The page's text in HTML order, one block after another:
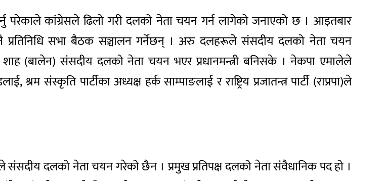
कांग्रेसले ढिलो गरी दलको नेता चयन गर्न लागेको जनाएको छ । आइतबार
सभा बैठक सञ्चालन गर्नेछन् । अरु दलहरूले संसदीय दलको नेता चयन
शाह (बालेन) संसदीय दलको नेता चयन भएर प्रधानमन्त्री बनिसके । नेकपा एमालेले
संस्कृति पार्टीका अध्यक्ष हर्क साम्पाङलाई र राष्ट्रिय प्रजातन्त्र पार्टी (राप्रपा)ले
संसदीय दलको नेता चयन गरेको छैन । प्रमुख प्रतिपक्ष दलको नेता संवैधानिक पद हो ।